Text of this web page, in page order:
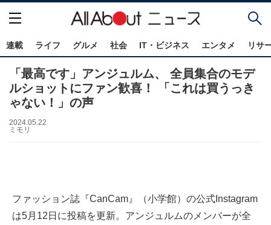
連載 ライフ グルメ 社会 IT・ビジネス エンタメ リサ
「最高です」アンジュルム、 全員集合のモデ
ルショットにファン歓喜！ 「これは買うっき
ゃない！」の声
2024.05.22
ミモリ
ファッション誌『CanCam』（小学館）の公式Instagram
は5月12日に投稿を更新。アンジュルムのメンバーが全